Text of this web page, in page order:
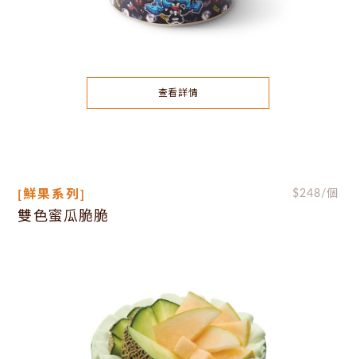
查看詳情
[鮮果系列] $248/個
雙色蜜瓜脆脆